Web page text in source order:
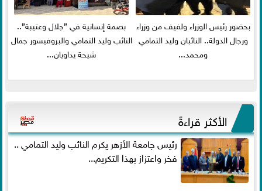
بحضور رئيس الوزراء ولفيف من وزراء
ورجال الدولة.. النائبان وليد التمامي
ومحمد...
بصمة إنسانية في ”جلال وعتيبة”..
النائب وليد التمامي والبروفيسور جمال
شيحة يداويان...
الأكثر قراءةً
رئيس جامعة الأزهر يكرم النائب وليد التمامي ..
فخر واعتزاز بهذا التكريم...